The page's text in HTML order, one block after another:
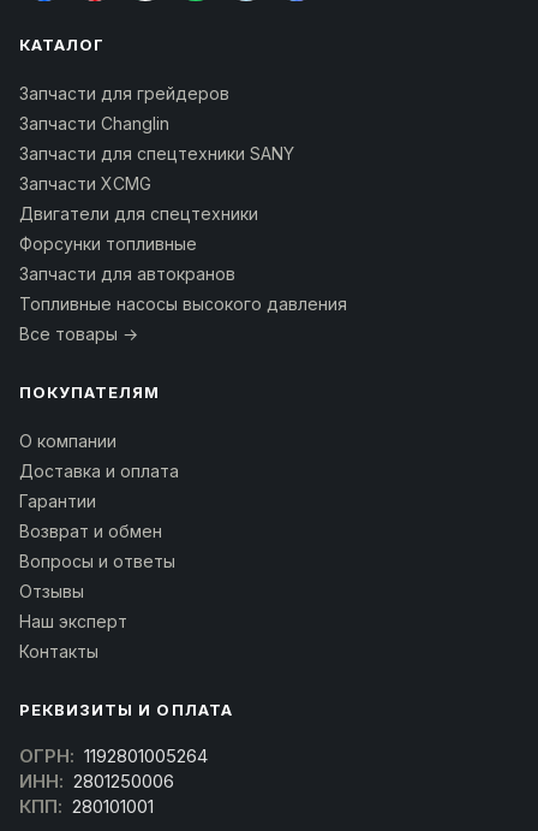
КАТАЛОГ
Запчасти для грейдеров
Запчасти Changlin
Запчасти для спецтехники SANY
Запчасти XCMG
Двигатели для спецтехники
Форсунки топливные
Запчасти для автокранов
Топливные насосы высокого давления
Все товары →
ПОКУПАТЕЛЯМ
О компании
Доставка и оплата
Гарантии
Возврат и обмен
Вопросы и ответы
Отзывы
Наш эксперт
Контакты
РЕКВИЗИТЫ И ОПЛАТА
ОГРН: 1192801005264
ИНН: 2801250006
КПП: 280101001